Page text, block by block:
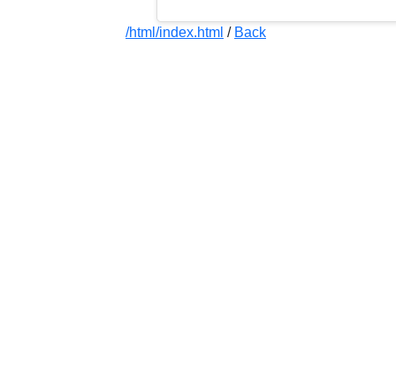
/html/index.html / Back